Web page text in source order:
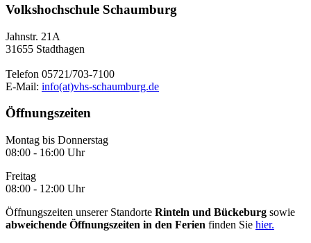
Volkshochschule Schaumburg
Jahnstr. 21A
31655 Stadthagen
Telefon 05721/703-7100
E-Mail: info(at)vhs-schaumburg.de
Öffnungszeiten
Montag bis Donnerstag
08:00 - 16:00 Uhr
Freitag
08:00 - 12:00 Uhr
Öffnungszeiten unserer Standorte Rinteln und Bückeburg sowie
abweichende Öffnungszeiten in den Ferien finden Sie hier.